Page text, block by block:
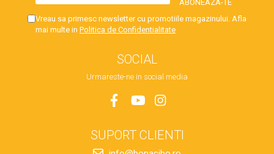
Vreau sa primesc newsletter cu promotiile magazinului. Afla
mai multe in Politica de Confidentialitate
SOCIAL
Urmareste-ne in social media
SUPORT CLIENTI